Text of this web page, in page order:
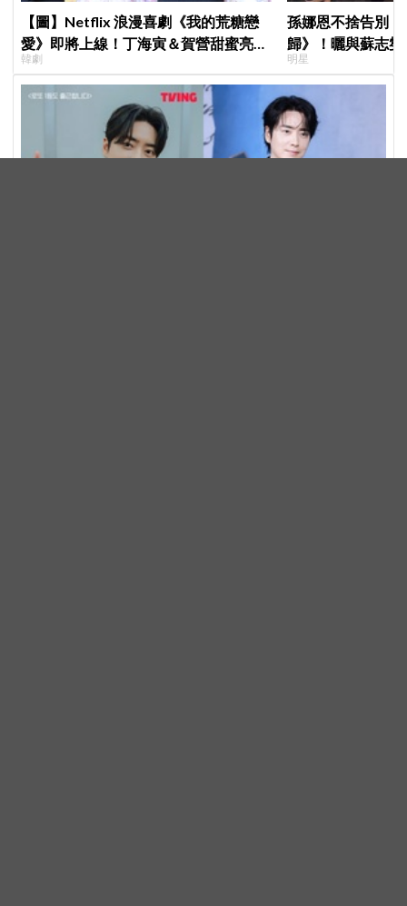
【圖】Netflix 浪漫喜劇《我的荒糖戀
愛》即將上線！丁海寅＆賀營甜蜜亮相
製作發表會，甜蜜CP化學反應引期待
韓劇
孫娜恩不捨告別
歸》！曬與蘇志
朱相昱暖心合照
明星